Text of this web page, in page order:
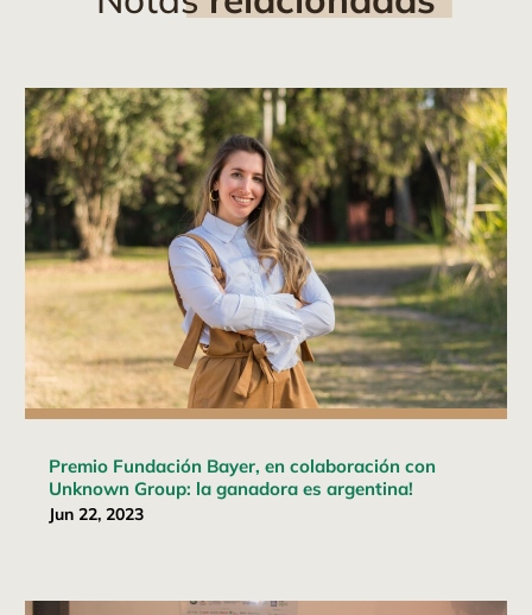
Premio Fundación Bayer, en colaboración con
Unknown Group: la ganadora es argentina!
Jun 22, 2023